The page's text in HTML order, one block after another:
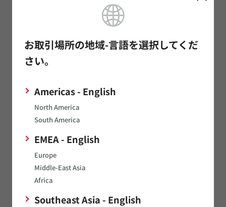
お取引場所の地域-言語を選択してくだ
さい。
Americas - English
North America
South America
EMEA - English
Europe
Middle-East Asia
Africa
Southeast Asia - English
水晶原石の生産から販売までワンストップだ
ムラタでは、人工水晶育成から手掛けることによって高精度、
高安定な商品特性を実現しています。また、需要変動に対する
納期やコストにも対応できるよう独自のパッケージ、生産ライ
供することで貢献しています。